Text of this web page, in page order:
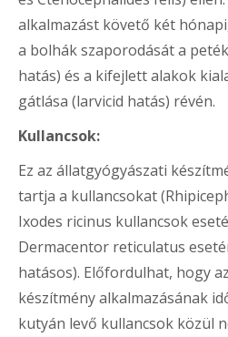
alkalmazást követő két
a bolhák szaporodását a
hatás) és a kifejlett alakok
gátlása (larvicid hatás) révén.
Kullancsok:
Ez az állatgyógyászati
tartja a kullancsokat
Ixodes ricinus kullancsok
Dermacentor reticulatus
hatásos). Előfordulhat, hogy
készítmény alkalmazásának
kutyán levő kullancsok közül